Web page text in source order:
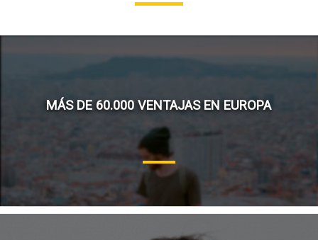
MÁS DE 60.000 VENTAJAS EN EUROPA